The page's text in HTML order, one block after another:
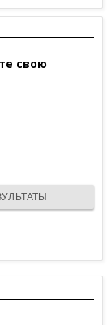
свою